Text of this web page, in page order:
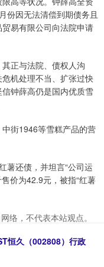
份因无法清偿到期债务且
易有限公司向法院申请
正与法院、债权人沟
机处理不当、扩张过快
钟薛高仍是国内优质雪
街1946等雪糕产品的营
薯还债，并坦言“公司运
价为42.9元，被指“红薯
络，不代表本站观点。
恒久（002808）行政